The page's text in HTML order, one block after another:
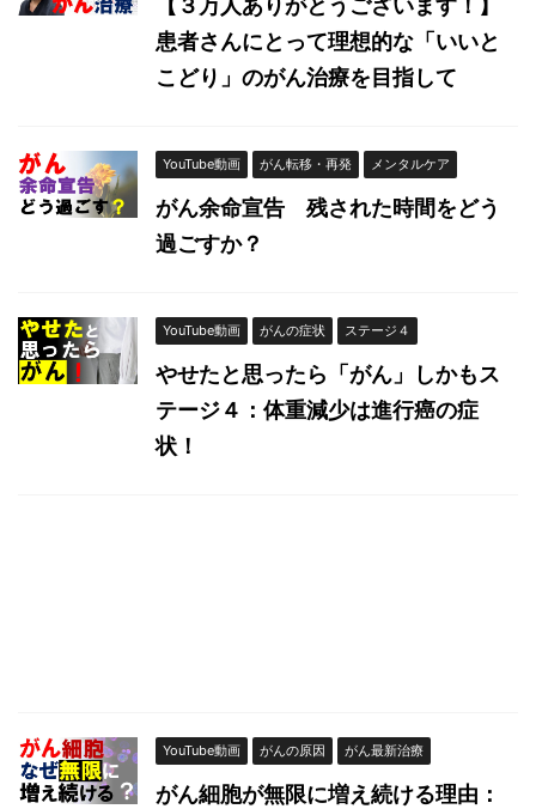
【３万人ありがとうございます！】
患者さんにとって理想的な「いいと
こどり」のがん治療を目指して
YouTube動画 がん転移・再発 メンタルケア
がん余命宣告 残された時間をどう
過ごすか？
YouTube動画 がんの症状 ステージ４
やせたと思ったら「がん」しかもス
テージ４：体重減少は進行癌の症
状！
YouTube動画 がんの原因 がん最新治療
がん細胞が無限に増え続ける理由：